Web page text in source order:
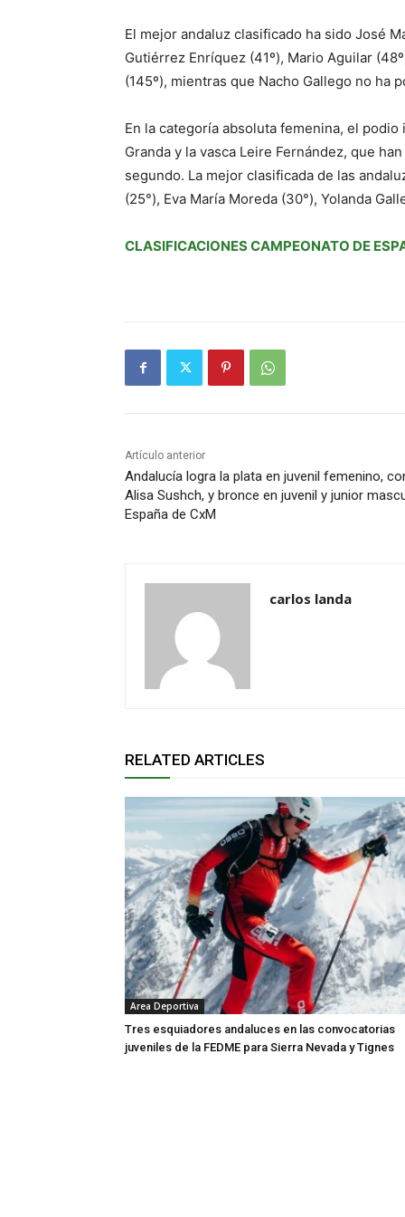
El mejor andaluz clasificado ha sido José
Gutiérrez Enríquez (41º), Mario Aguilar
(145º), mientras que Nacho Gallego no ha
En la categoría absoluta femenina, el
Granda y la vasca Leire Fernández, que
segundo. La mejor clasificada de las
(25°), Eva María Moreda (30°), Yolanda
CLASIFICACIONES CAMPEONATO DE
Artículo anterior
Andalucía logra la plata en juvenil femenino,
Alisa Sushch, y bronce en juvenil y junior
España de CxM
carlos landa
RELATED ARTICLES
Area Deportiva
Tres esquiadores andaluces en las convocatorias
juveniles de la FEDME para Sierra Nevada y Tignes